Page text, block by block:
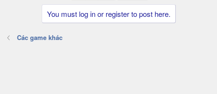
You must log in or register to post here.
Các game khác